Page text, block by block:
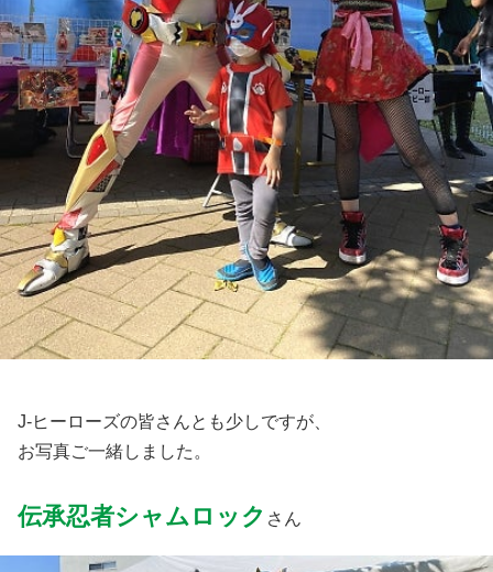
J-ヒーローズの皆さんとも少しですが、
お写真ご一緒しました。
伝承忍者シャムロック さん